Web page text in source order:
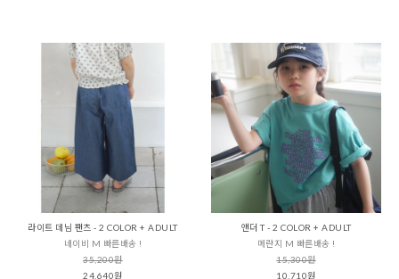
라이트 데님 팬츠 - 2 COLOR + ADULT
네이비 M 빠른배송 !
35,200원
24,640원
앤더 T - 2 COLOR + ADULT
메란지 M 빠른배송 !
15,300원
10,710원